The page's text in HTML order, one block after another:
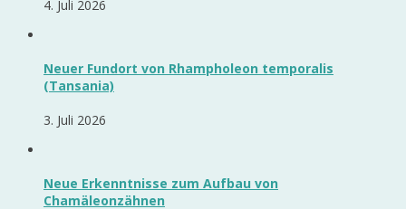
4. Juli 2026
Neuer Fundort von Rhampholeon temporalis
(Tansania)
3. Juli 2026
Neue Erkenntnisse zum Aufbau von
Chamäleonzähnen